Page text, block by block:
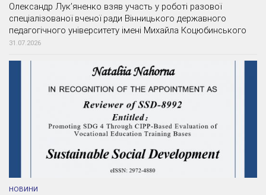
Олександр Лук’яненко взяв участь у роботі разової
спеціалізованої вченої ради Вінницького державного
педагогічного університету імені Михайла Коцюбинського
31.07.2026
НОВИНИ